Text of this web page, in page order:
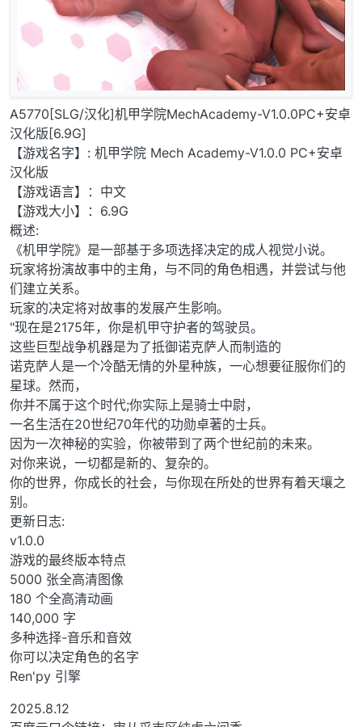
A5770[SLG/汉化]机甲学院MechAcademy-V1.0.0PC+安卓
汉化版[6.9G]
【游戏名字】: 机甲学院 Mech Academy-V1.0.0 PC+安卓
汉化版
【游戏语言】：中文
【游戏大小】：6.9G
概述:
《机甲学院》是一部基于多项选择决定的成人视觉小说。
玩家将扮演故事中的主角，与不同的角色相遇，并尝试与他
们建立关系。
玩家的决定将对故事的发展产生影响。
"现在是2175年，你是机甲守护者的驾驶员。
这些巨型战争机器是为了抵御诺克萨人而制造的
诺克萨人是一个冷酷无情的外星种族，一心想要征服你们的
星球。然而，
你并不属于这个时代;你实际上是骑士中尉，
一名生活在20世纪70年代的功勋卓著的士兵。
因为一次神秘的实验，你被带到了两个世纪前的未来。
对你来说，一切都是新的、复杂的。
你的世界，你成长的社会，与你现在所处的世界有着天壤之
别。
更新日志:
v1.0.0
游戏的最终版本特点
5000 张全高清图像
180 个全高清动画
140,000 字
多种选择-音乐和音效
你可以决定角色的名字
Ren'py 引擎
2025.8.12